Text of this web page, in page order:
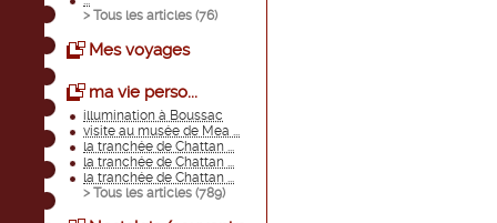
> Tous les articles (76)
Mes voyages
ma vie perso...
illumination à Boussac
visite au musée de Mea ...
la tranchée de Chattan ...
la tranchée de Chattan ...
la tranchée de Chattan ...
> Tous les articles (789)